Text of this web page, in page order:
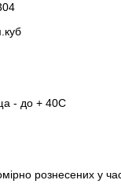
- до + 40С
рознесених у